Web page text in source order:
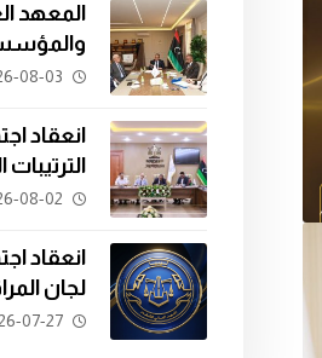
المعهد
يبحثان
08-03
انعقاد
المفاضلة
08-02
انعقاد
لجان
07-27